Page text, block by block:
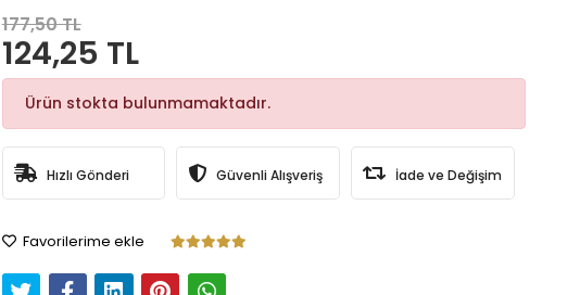
177,50 TL
124,25 TL
Ürün stokta bulunmamaktadır.
Hızlı Gönderi Güvenli Alışveriş İade ve Değişim
Favorilerime ekle